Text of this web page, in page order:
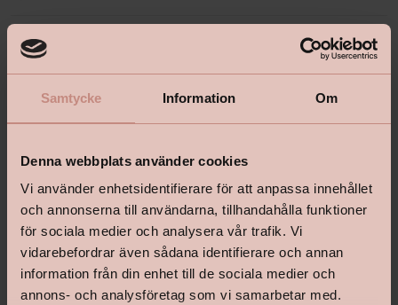
Samtycke Information Om
Denna webbplats använder cookies
Vi använder enhetsidentifierare för att anpassa innehållet
och annonserna till användarna, tillhandahålla funktioner
för sociala medier och analysera vår trafik. Vi
vidarebefordrar även sådana identifierare och annan
information från din enhet till de sociala medier och
annons- och analysföretag som vi samarbetar med.
Relaterade produkter